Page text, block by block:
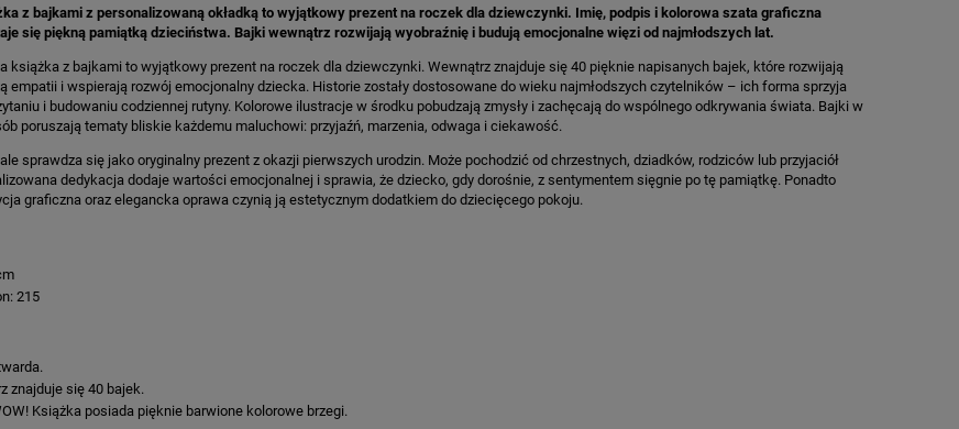
z bajkami z personalizowaną okładką to wyjątkowy prezent na roczek dla dziewczynki. Imię, podpis i kolorowa szata graficzna
się piękną pamiątką dzieciństwa. Bajki wewnątrz rozwijają wyobraźnię i budują emocjonalne więzi od najmłodszych lat.
książka z bajkami to wyjątkowy prezent na roczek dla dziewczynki. Wewnątrz znajduje się 40 pięknie napisanych bajek, które rozwijają
empatii i wspierają rozwój emocjonalny dziecka. Historie zostały dostosowane do wieku najmłodszych czytelników – ich forma sprzyja
i budowaniu codziennej rutyny. Kolorowe ilustracje w środku pobudzają zmysły i zachęcają do wspólnego odkrywania świata. Bajki w
poruszają tematy bliskie każdemu maluchowi: przyjaźń, marzenia, odwaga i ciekawość.
sprawdza się jako oryginalny prezent z okazji pierwszych urodzin. Może pochodzić od chrzestnych, dziadków, rodziców lub przyjaciół
dedykacja dodaje wartości emocjonalnej i sprawia, że dziecko, gdy dorośnie, z sentymentem sięgnie po tę pamiątkę. Ponadto
graficzna oraz elegancka oprawa czynią ją estetycznym dodatkiem do dziecięcego pokoju.
215
znajduje się 40 bajek.
Książka posiada pięknie barwione kolorowe brzegi.